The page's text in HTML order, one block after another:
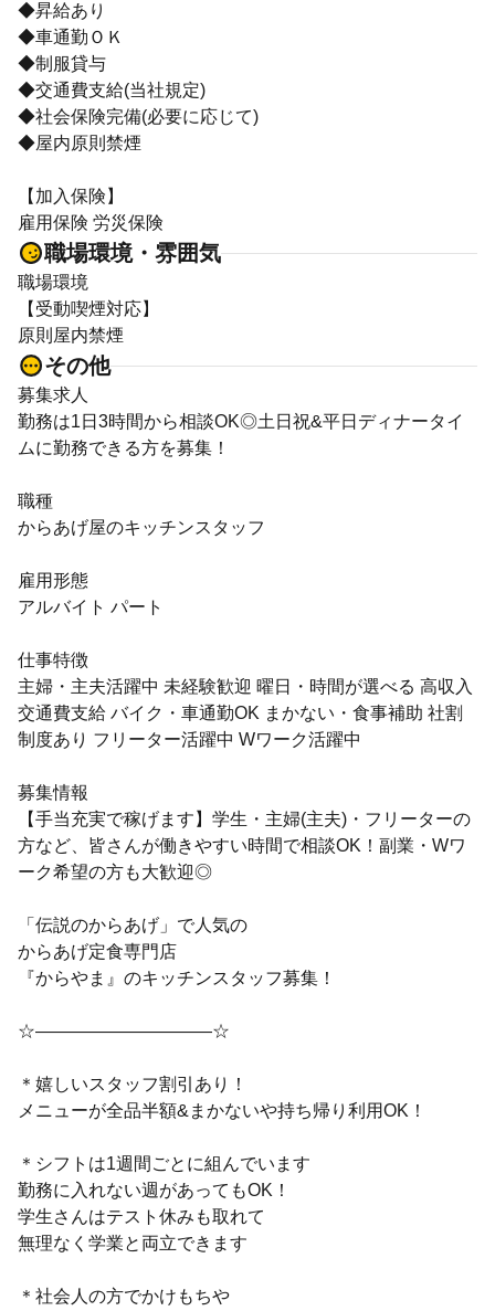
◆昇給あり
◆車通勤ＯＫ
◆制服貸与
◆交通費支給(当社規定)
◆社会保険完備(必要に応じて)
◆屋内原則禁煙
【加入保険】
雇用保険 労災保険
職場環境・雰囲気
職場環境
【受動喫煙対応】
原則屋内禁煙
その他
募集求人
勤務は1日3時間から相談OK◎土日祝&平日ディナータイ
ムに勤務できる方を募集！
職種
からあげ屋のキッチンスタッフ
雇用形態
アルバイト パート
仕事特徴
主婦・主夫活躍中 未経験歓迎 曜日・時間が選べる 高収入
交通費支給 バイク・車通勤OK まかない・食事補助 社割
制度あり フリーター活躍中 Wワーク活躍中
募集情報
【手当充実で稼げます】学生・主婦(主夫)・フリーターの
方など、皆さんが働きやすい時間で相談OK！副業・Wワ
ーク希望の方も大歓迎◎
「伝説のからあげ」で人気の
からあげ定食専門店
『からやま』のキッチンスタッフ募集！
☆——————————☆
＊嬉しいスタッフ割引あり！
メニューが全品半額&まかないや持ち帰り利用OK！
＊シフトは1週間ごとに組んでいます
勤務に入れない週があってもOK！
学生さんはテスト休みも取れて
無理なく学業と両立できます
＊社会人の方でかけもちや